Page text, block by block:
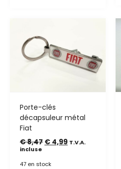
Porte-clés
décapsuleur métal
Fiat
€8,47 € 4,99 T.V.A.
incluse
47 en stock